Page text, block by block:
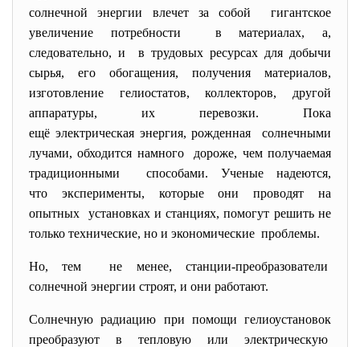
солнечной энергии влечет за собой гигантское
увеличение потребности в материалах, а,
следовательно, и в трудовых ресурсах для добычи
сырья, его обогащения, получения материалов,
изготовление гелиостатов, коллекторов, другой
аппаратуры, их перевозки. Пока
ещё электрическая энергия, рожденная солнечными
лучами, обходится намного дороже, чем получаемая
традиционными способами. Ученые надеются,
что эксперименты, которые они проводят на
опытных установках и станциях, помогут решить не
только технические, но и экономические проблемы.
Но, тем не менее, станции-преобразователи
солнечной энергии строят, и они работают.
Солнечную радиацию при помощи гелиоустановок
преобразуют в тепловую или электрическую